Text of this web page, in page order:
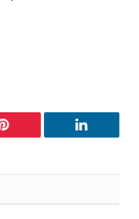
Pinterest LinkedIn